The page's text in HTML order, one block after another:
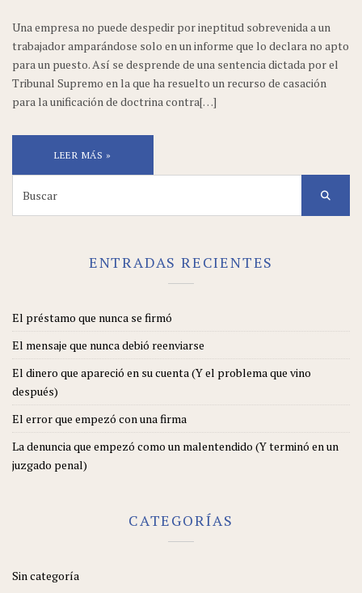
Una empresa no puede despedir por ineptitud sobrevenida a un
trabajador amparándose solo en un informe que lo declara no apto
para un puesto. Así se desprende de una sentencia dictada por el
Tribunal Supremo en la que ha resuelto un recurso de casación
para la unificación de doctrina contra[…]
LEER MÁS »
for:
ENTRADAS RECIENTES
El préstamo que nunca se firmó
El mensaje que nunca debió reenviarse
El dinero que apareció en su cuenta (Y el problema que vino
después)
El error que empezó con una firma
La denuncia que empezó como un malentendido (Y terminó en un
juzgado penal)
CATEGORÍAS
Sin categoría